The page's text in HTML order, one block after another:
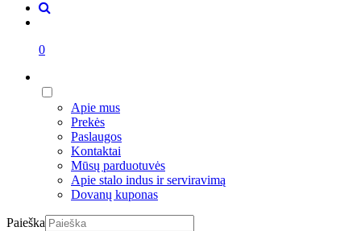
0
Apie mus
Prekės
Paslaugos
Kontaktai
Mūsų parduotuvės
Apie stalo indus ir serviravimą
Dovanų kuponas
Paieška